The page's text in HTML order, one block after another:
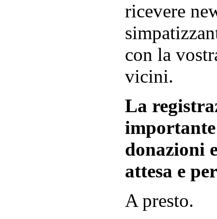
ricevere
con la
vicini.
La
donazioni
attesa e
A presto.